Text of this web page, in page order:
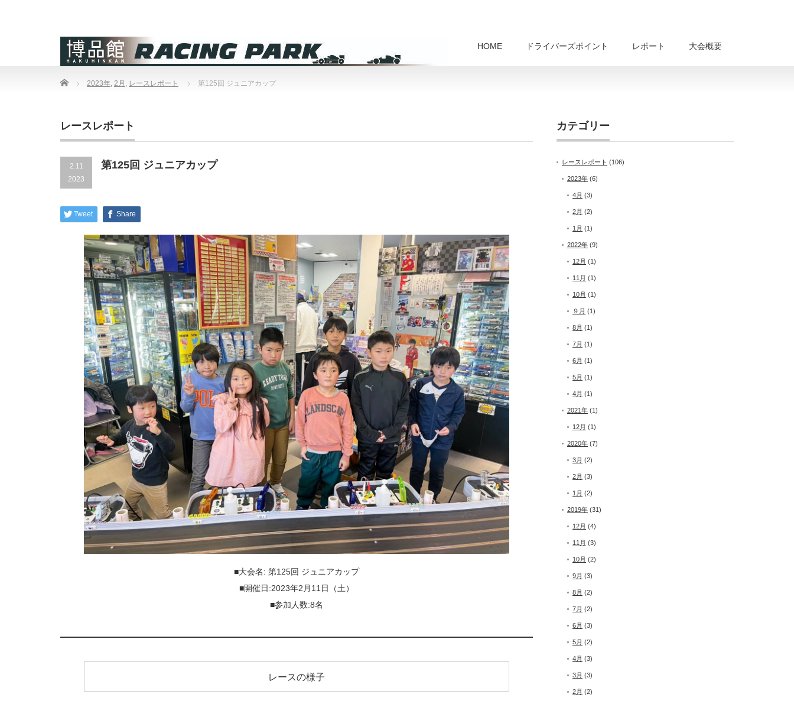
HOME ドライバーズポイント レポート 大会概要
Home 2023年, 2月 , レースレポート 第125回 ジュニアカップ
レースレポート
2.11
2023
第125回 ジュニアカップ
Tweet Share
■大会名: 第125回 ジュニアカップ
■開催日:2023年2月11日（土）
■参加人数:8名
レースの様子
カテゴリー
レースレポート (106)
2023年 (6)
4月 (3)
2月 (2)
1月 (1)
2022年 (9)
12月 (1)
11月 (1)
10月 (1)
９月 (1)
8月 (1)
7月 (1)
6月 (1)
5月 (1)
4月 (1)
2021年 (1)
12月 (1)
2020年 (7)
3月 (2)
2月 (3)
1月 (2)
2019年 (31)
12月 (4)
11月 (3)
10月 (2)
9月 (3)
8月 (2)
7月 (2)
6月 (3)
5月 (2)
4月 (3)
3月 (3)
2月 (2)